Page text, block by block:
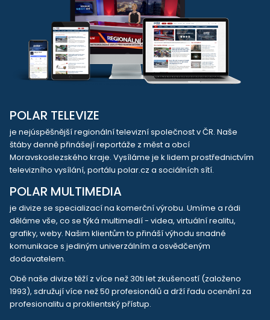
POLAR TELEVIZE
je nejúspěšnější regionální televizní společnost v ČR. Naše
štáby denně přinášejí reportáže z měst a obcí
Moravskoslezského kraje. Vysíláme je k lidem prostřednictvím
televizního vysílání, portálu polar.cz a sociálních sítí.
POLAR MULTIMEDIA
je divize se specializací na komerční výrobu. Umíme a rádi
děláme vše, co se týká multimedií - videa, virtuální realitu,
grafiky, weby. Našim klientům to přináší výhodu snadné
komunikace s jediným univerzálním a osvědčeným
dodavatelem.
Obě naše divize těží z více než 30ti let zkušeností (založeno
1993), sdružují více než 50 profesionálů a drží řadu ocenění za
profesionalitu a proklientský přístup.